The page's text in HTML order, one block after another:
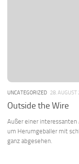
UNCATEGORIZED 28. AUGUST
Outside the Wire
Außer einer interessanten
um Herumgeballer mit
ganz abgesehen.